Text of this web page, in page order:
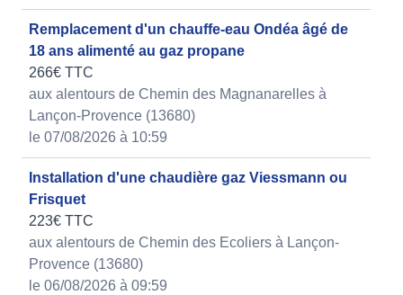
Remplacement d'un chauffe-eau Ondéa âgé de
18 ans alimenté au gaz propane
266€ TTC
aux alentours de Chemin des Magnanarelles à
Lançon-Provence (13680)
le 07/08/2026 à 10:59
Installation d'une chaudière gaz Viessmann ou
Frisquet
223€ TTC
aux alentours de Chemin des Ecoliers à Lançon-
Provence (13680)
le 06/08/2026 à 09:59